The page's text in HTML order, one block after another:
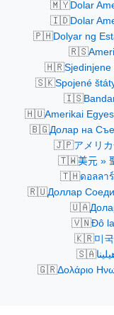
🇲🇾Dolar
🇮🇩Dolar
🇵🇭Dolyar ng
🇷🇸
🇭🇷Sjedinjene
🇸🇰Spojené
🇮🇸
🇭🇺Amerikai
🇧🇬Долар на
🇯🇵アメリ
🇹🇼美元 »
🇹🇭ดอลลา
🇷🇺Доллар
🇺🇦
🇻🇳Đô
🇰🇷미
🇸🇦
🇬🇷Δολάριο